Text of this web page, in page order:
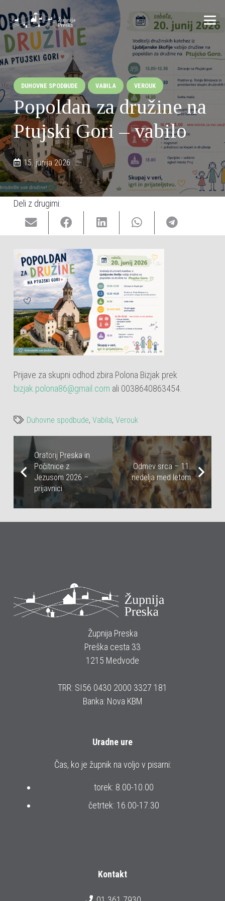
DUHOVNE SPODBUDE VABILA VEROUK
Popoldan za družine na
Ptujski Gori – vabilo
15. junija 2026
Deli z drugimi:
Prijave za skupni odhod zbira Polona Bizjak prek
bizjak.polona86@gmail.com ali 0038640863454.
Duhovne spodbude,Vabila,Verouk
Oratorij Preska in
Počitnice z
Jezusom 2026 –
prijavnici
Odmev srca – 11.
nedelja med letom
Župnija Preska
Preška cesta 33
1215 Medvode
TRR: SI56 0430 2000 3327 181
Banka: Nova KBM
Uradne ure
Čas, ko je župnik na voljo v pisarni:
torek: 8.00-10.00
četrtek: 16.00-17.30
Kontakt